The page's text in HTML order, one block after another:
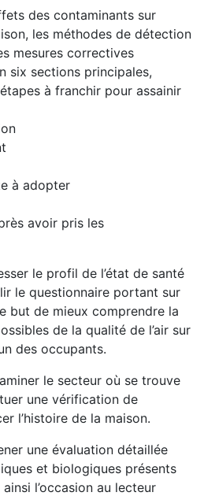
des contaminants sur
les méthodes de détection
mesures correctives
six sections principales,
à franchir pour assainir
à adopter
avoir pris les
le profil de l’état de santé
le questionnaire portant sur
but de mieux comprendre la
de la qualité de l’air sur
des occupants.
le secteur où se trouve
une vérification de
l’histoire de la maison.
une évaluation détaillée
et biologiques présents
l’occasion au lecteur